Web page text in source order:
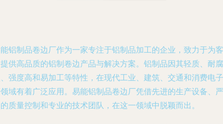
铝制品卷边厂作为一家专注于铝制品加工的企业，致力于为客
供高品质的铝制卷边产品与解决方案。铝制品因其轻质、耐腐
强度高和易加工等特性，在现代工业、建筑、交通和消费电子
域有着广泛应用。易能铝制品卷边厂凭借先进的生产设备、严
质量控制和专业的技术团队，在这一领域中脱颖而出。